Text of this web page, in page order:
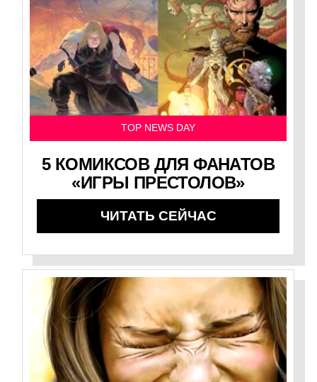
TOP NEWS DAY
5 КОМИКСОВ ДЛЯ ФАНАТОВ
«ИГРЫ ПРЕСТОЛОВ»
ЧИТАТЬ СЕЙЧАС